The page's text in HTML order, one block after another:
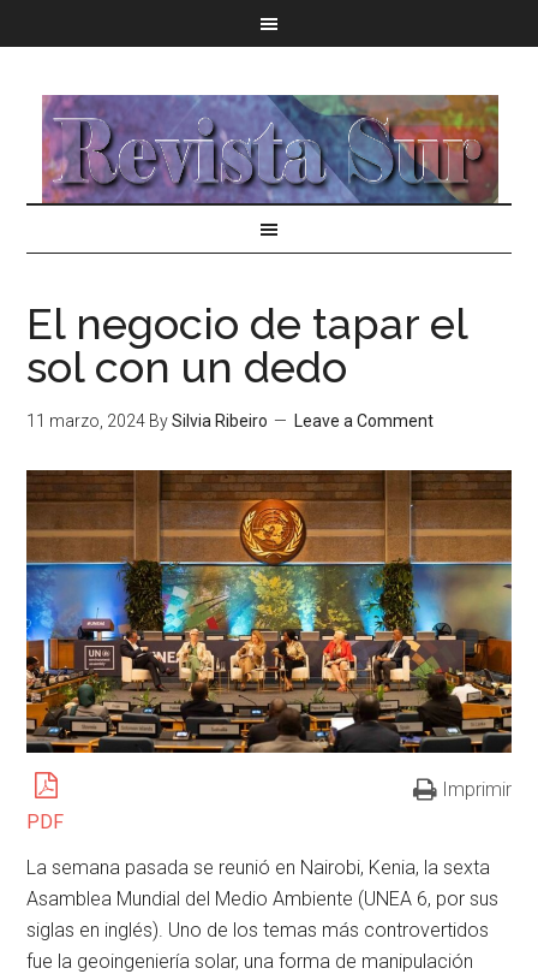
El negocio de tapar el
sol con un dedo
11 marzo, 2024 BySilvia Ribeiro Leave a Comment
PDF
Imprimir
La semana pasada se reunió en Nairobi, Kenia, la sexta
Asamblea Mundial del Medio Ambiente (UNEA 6, por sus
siglas en inglés). Uno de los temas más controvertidos
fue la geoingeniería solar, una forma de manipulación